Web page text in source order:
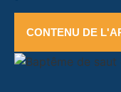
CONTENU DE